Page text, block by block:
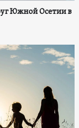
Южной Осетии в